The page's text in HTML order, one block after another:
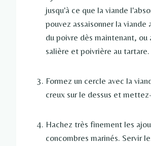
jusqu'à ce que la viande
pouvez assaisonner la viande
du poivre dès maintenant, ou
salière et poivrière au tartare.
Formez un cercle avec la
creux sur le dessus et
Hachez très finement les
concombres marinés. Servir